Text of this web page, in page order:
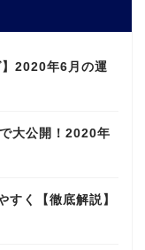
2020年6月の運
大公開！2020年
すく【徹底解説】